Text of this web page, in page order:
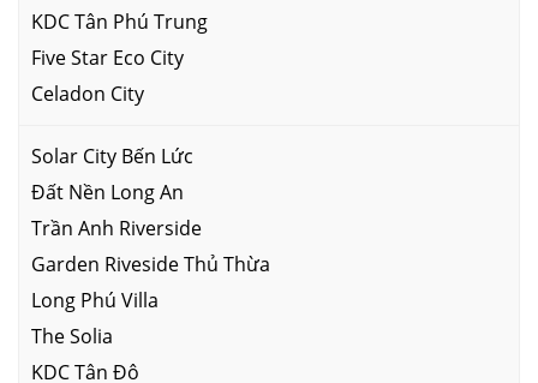
KDC Tân Phú Trung
Five Star Eco City
Celadon City
Solar City Bến Lức
Đất Nền Long An
Trần Anh Riverside
Garden Riveside Thủ Thừa
Long Phú Villa
The Solia
KDC Tân Đô